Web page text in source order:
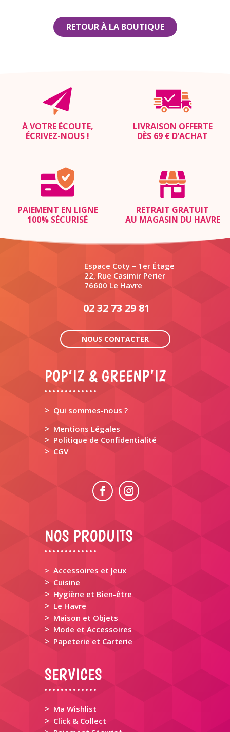
RETOUR À LA BOUTIQUE
À VOTRE ÉCOUTE,
ÉCRIVEZ-NOUS !
LIVRAISON OFFERTE
DÈS 69 € D’ACHAT
PAIEMENT EN LIGNE
100% SÉCURISÉ
RETRAIT GRATUIT
AU MAGASIN DU HAVRE
Espace Coty – 1er Étage
22, Rue Casimir Perier
76600 Le Havre
02 32 73 29 81
NOUS CONTACTER
POP’IZ & GREENP’IZ
> Qui sommes-nous ?
> Mentions Légales
> Politique de Confidentialité
> CGV
NOS PRODUITS
> Accessoires et Jeux
> Cuisine
> Hygiène et Bien-être
> Le Havre
> Maison et Objets
> Mode et Accessoires
> Papeterie et Carterie
SERVICES
> Ma Wishlist
> Click & Collect